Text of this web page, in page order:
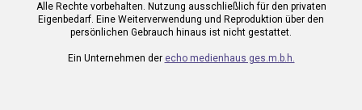
Alle Rechte vorbehalten. Nutzung ausschließlich für den privaten
Eigenbedarf. Eine Weiterverwendung und Reproduktion über den
persönlichen Gebrauch hinaus ist nicht gestattet.
Ein Unternehmen der echo medienhaus ges.m.b.h.